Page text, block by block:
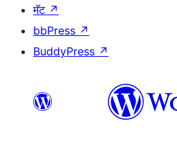
मॅट ↗
bbPress ↗
BuddyPress ↗